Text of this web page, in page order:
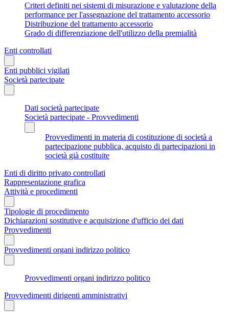
Criteri definiti nei sistemi di misurazione e valutazione della
performance per l'assegnazione del trattamento accessorio
Distribuzione del trattamento accessorio
Grado di differenziazione dell'utilizzo della premialità
Enti controllati
Enti pubblici vigilati
Società partecipate
Dati società partecipate
Società partecipate - Provvedimenti
Provvedimenti in materia di costituzione di società a
partecipazione pubblica, acquisto di partecipazioni in
società già costituite
Enti di diritto privato controllati
Rappresentazione grafica
Attività e procedimenti
Tipologie di procedimento
Dichiarazioni sostitutive e acquisizione d'ufficio dei dati
Provvedimenti
Provvedimenti organi indirizzo politico
Provvedimenti organi indirizzo politico
Provvedimenti dirigenti amministrativi